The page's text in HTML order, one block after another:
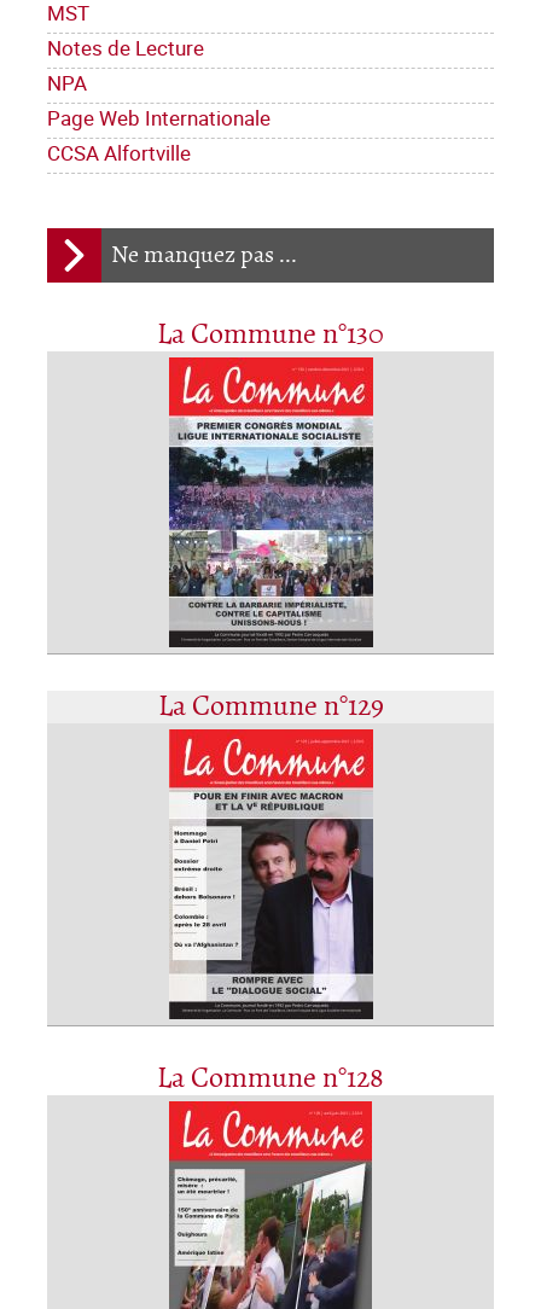
MST
Notes de Lecture
NPA
Page Web Internationale
CCSA Alfortville
Ne manquez pas ...
La Commune n°130
La Commune n°129
La Commune n°128